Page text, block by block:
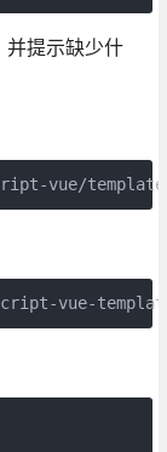
并提示缺少什
vue/
vue-